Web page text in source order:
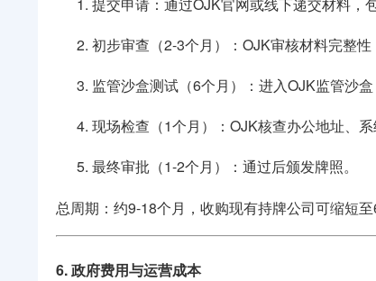
提交申请：通过OJK官网或线下递交材料，
初步审查（2-3个月）：OJK审核材料完整性
监管沙盒测试（6个月）：进入OJK监管沙
现场检查（1个月）：OJK核查办公地址、系
最终审批（1-2个月）：通过后颁发牌照。
总周期：约9-18个月，收购现有持牌公司可缩短至
6. 政府费用与运营成本